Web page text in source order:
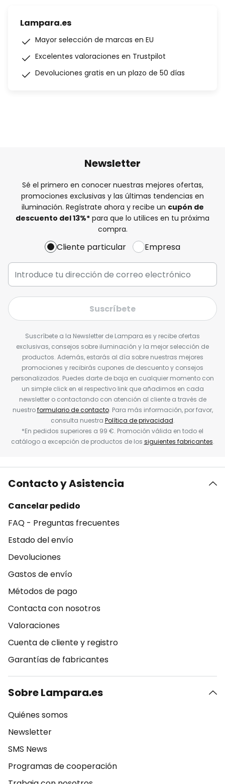
Lampara.es
Mayor selección de marcas en EU
Excelentes valoraciones en Trustpilot
Devoluciones gratis en un plazo de 50 días
Newsletter
Sé el primero en conocer nuestras mejores ofertas,
promociones exclusivas y las últimas tendencias en
iluminación. Regístrate ahora y recibe un cupón de
descuento del13%* para que lo utilices en tu próxima
compra.
Cliente particular Empresa
Suscríbete
Suscríbete a la Newsletter de Lampara.es y recibe ofertas
exclusivas, consejos sobre iluminación y la mejor selección de
productos. Además, estarás al día sobre nuestras mejores
promociones y recibirás cupones de descuento y consejos
personalizados. Puedes darte de baja en cualquier momento con
un simple click en el respectivo link que añadimos en cada
newsletter o contactando con atención al cliente a través de
nuestroformulario de contacto. Para más información, por favor,
consulta nuestra Política de privacidad.
*En pedidos superiores a 99 €. Promoción válida en todo el
catálogo a excepción de productos de los siguientes fabricantes.
Contacto y Asistencia
Cancelar pedido
FAQ - Preguntas frecuentes
Estado del envío
Devoluciones
Gastos de envío
Métodos de pago
Contacta con nosotros
Valoraciones
Cuenta de cliente y registro
Garantías de fabricantes
Sobre Lampara.es
Quiénes somos
Newsletter
SMS News
Programas de cooperación